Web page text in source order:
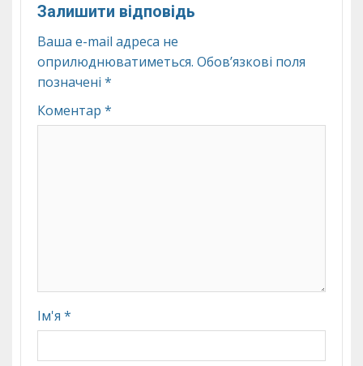
Залишити відповідь
Ваша e-mail адреса не
оприлюднюватиметься. Обов’язкові поля
позначені *
Коментар *
Ім'я *